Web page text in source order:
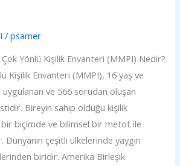
/psamer
Yönlü Kişilik Envanteri (MMPI) Nedir?
Kişilik Envanteri (MMPI), 16 yaş ve
ve 566 sorudan oluşan
Bireyin sahip olduğu kişilik
biçimde ve bilimsel bir metot ile
çeşitli ülkelerinde yaygın
biridir. Amerika Birleşik